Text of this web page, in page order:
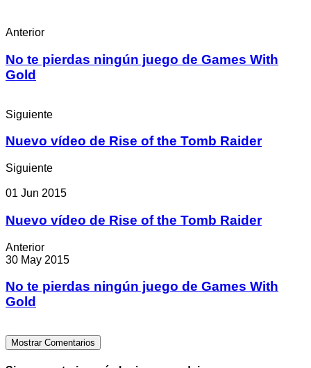
Anterior
No te pierdas ningún juego de Games With
Gold
Siguiente
Nuevo vídeo de Rise of the Tomb Raider
Siguiente
01 Jun 2015
Nuevo vídeo de Rise of the Tomb Raider
Anterior
30 May 2015
No te pierdas ningún juego de Games With
Gold
Mostrar Comentarios